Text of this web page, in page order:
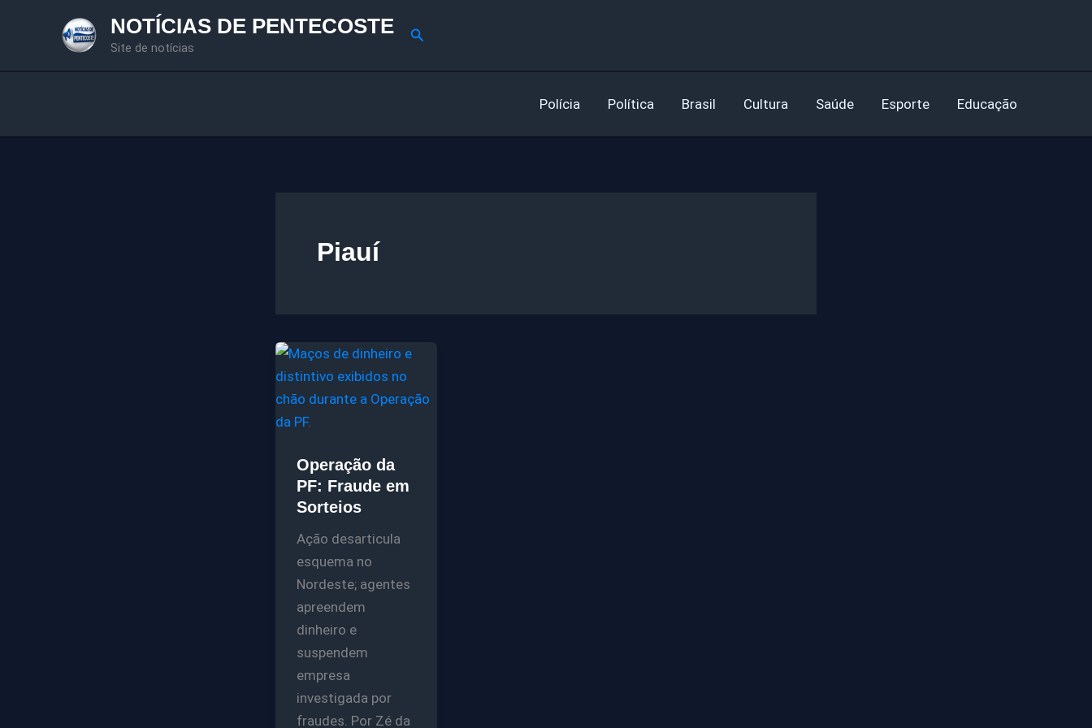
NOTÍCIAS DE PENTECOSTE
Site de notícias
Pesquisar
Polícia Política Brasil Cultura Saúde Esporte Educação
Piauí
Operação da
PF: Fraude em
Sorteios
Ação desarticula
esquema no
Nordeste; agentes
apreendem
dinheiro e
suspendem
empresa
investigada por
fraudes. Por Zé da